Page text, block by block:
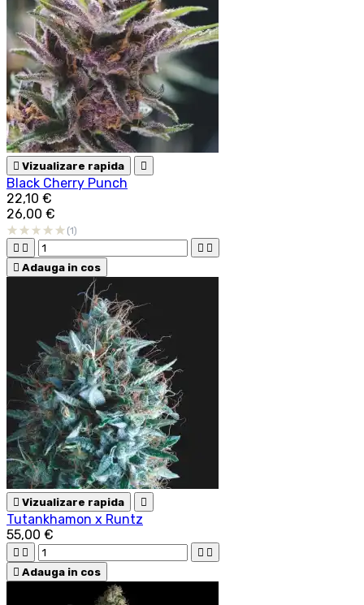
 Vizualizare rapida 
Black Cherry Punch
22,10 €
26,00 €
(1)
   
 Adauga in cos
 Vizualizare rapida 
Tutankhamon x Runtz
55,00 €
   
 Adauga in cos